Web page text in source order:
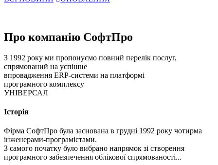
Про компанію СофтПро
З 1992 року ми пропонуємо повний перелік послуг,
спрямований на успішне
впровадження ERP-системи на платформі
програмного комплексу
УНІВЕРСАЛ
Історія
Фірма СофтПро була заснована в грудні 1992 року чотирма
інженерами-програмістами.
З самого початку було вибрано напрямок зі створення
програмного забезпечення облікової спрямованості...